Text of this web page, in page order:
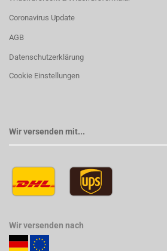
Coronavirus Update
AGB
Datenschutzerklärung
Cookie Einstellungen
Wir versenden mit...
Wir versenden nach